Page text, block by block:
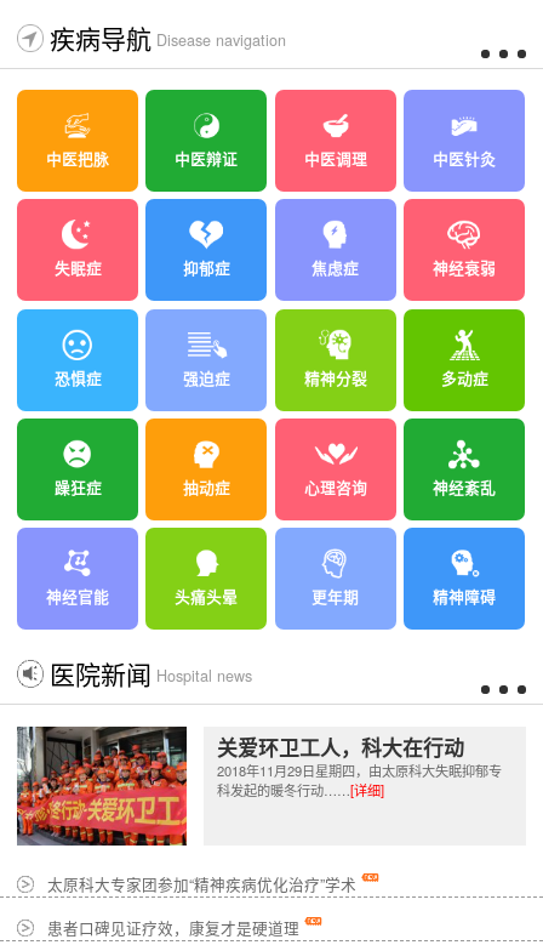
疾病导航 Disease navigation
中医把脉 中医辩证 中医调理 中医针灸
失眠症 抑郁症 焦虑症 神经衰弱
恐惧症 强迫症 精神分裂 多动症
躁狂症 抽动症 心理咨询 神经紊乱
神经官能 头痛头晕 更年期 精神障碍
医院新闻 Hospital news
关爱环卫工人，科大在行动
2018年11月29日星期四，由太原科大失眠抑郁专
科发起的暖冬行动……[详细]
太原科大专家团参加“精神疾病优化治疗”学术
患者口碑见证疗效，康复才是硬道理